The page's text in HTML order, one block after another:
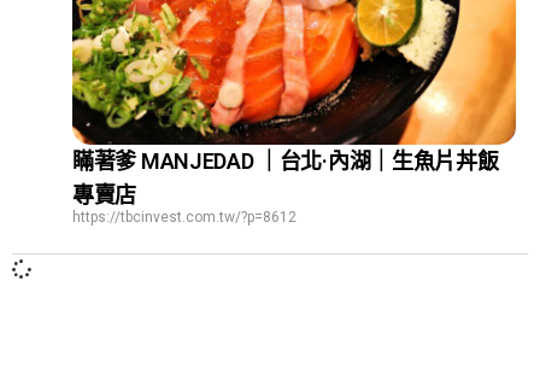
瞞著爹 MANJEDAD ｜台北·內湖｜生魚片丼飯
專賣店
https://tbcinvest.com.tw/?p=8612